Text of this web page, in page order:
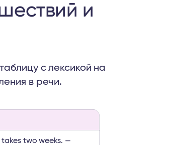
и
с лексикой на
в речи.
two weeks. —